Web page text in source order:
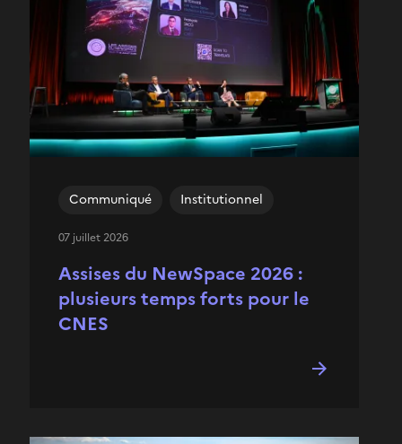
Assises du NewSpace 2026 :
plusieurs temps forts pour le
CNES
Communiqué Institutionnel
07 juillet 2026